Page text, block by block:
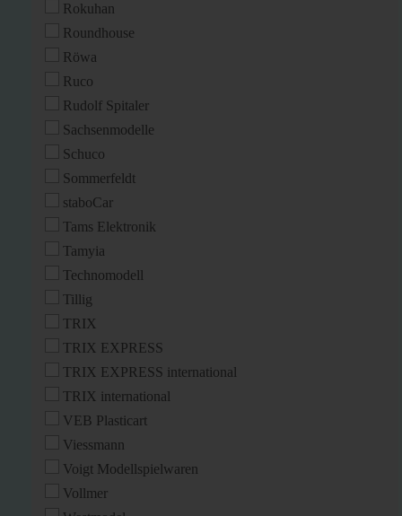
Rokuhan
Roundhouse
Röwa
Ruco
Rudolf Spitaler
Sachsenmodelle
Schuco
Sommerfeldt
staboCar
Tams Elektronik
Tamyia
Technomodell
Tillig
TRIX
TRIX EXPRESS
TRIX EXPRESS international
TRIX international
VEB Plasticart
Viessmann
Voigt Modellspielwaren
Vollmer